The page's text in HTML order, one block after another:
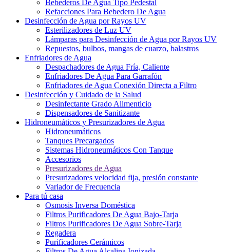
Bebederos De Agua Tipo Pedestal
Refacciones Para Bebedero De Agua
Desinfección de Agua por Rayos UV
Esterilizadores de Luz UV
Lámparas para Desinfección de Agua por Rayos UV
Repuestos, bulbos, mangas de cuarzo, balastros
Enfriadores de Agua
Despachadores de Agua Fría, Caliente
Enfriadores De Agua Para Garrafón
Enfriadores de Agua Conexión Directa a Filtro
Desinfección y Cuidado de la Salud
Desinfectante Grado Alimenticio
Dispensadores de Sanitizante
Hidroneumáticos y Presurizadores de Agua
Hidroneumáticos
Tanques Precargados
Sistemas Hidroneumáticos Con Tanque
Accesorios
Presurizadores de Agua
Presurizadores velocidad fija, presión constante
Variador de Frecuencia
Para tú casa
Osmosis Inversa Doméstica
Filtros Purificadores De Agua Bajo-Tarja
Filtros Purificadores De Agua Sobre-Tarja
Regadera
Purificadores Cerámicos